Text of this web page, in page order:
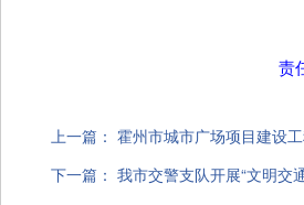
责
上一篇： 霍州市城市广场项目建设
下一篇： 我市交警支队开展“文明交